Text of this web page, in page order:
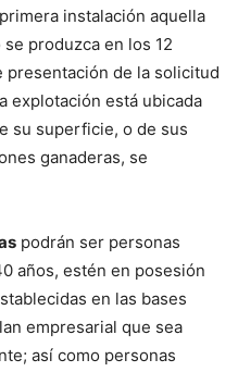
instalación aquella
produzca en los 12
presentación de la solicitud
explotación está ubicada
su superficie, o de sus
ganaderas, se
podrán ser personas
años, estén en posesión
en las bases
empresarial que sea
así como personas